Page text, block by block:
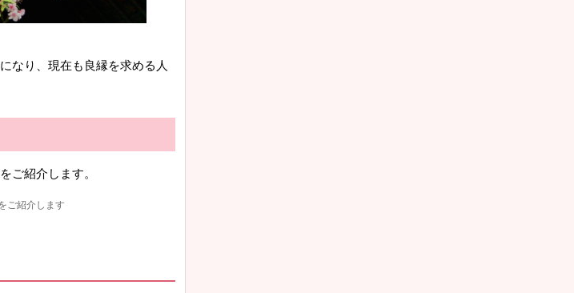
なり、現在も良縁を求める人
ご紹介します。
ご紹介します